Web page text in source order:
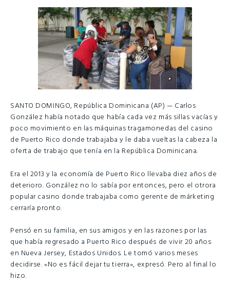
SANTO DOMINGO, República Dominicana (AP) — Carlos
González había notado que había cada vez más sillas vacías y
poco movimiento en las máquinas tragamonedas del casino
de Puerto Rico donde trabajaba y le daba vueltas la cabeza la
oferta de trabajo que tenía en la República Dominicana.
Era el 2013 y la economía de Puerto Rico llevaba diez años de
deterioro. González no lo sabía por entonces, pero el otrora
popular casino donde trabajaba como gerente de márketing
cerraría pronto.
Pensó en su familia, en sus amigos y en las razones por las
que había regresado a Puerto Rico después de vivir 20 años
en Nueva Jersey, Estados Unidos. Le tomó varios meses
decidirse. «No es fácil dejar tu tierra», expresó. Pero al final lo
hizo.